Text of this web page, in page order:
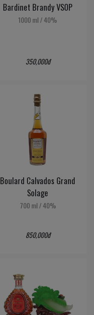
Bardinet Brandy VSOP
1000 ml/40%
350,000đ
Boulard Calvados Grand
Solage
700 ml /40%
850,000đ